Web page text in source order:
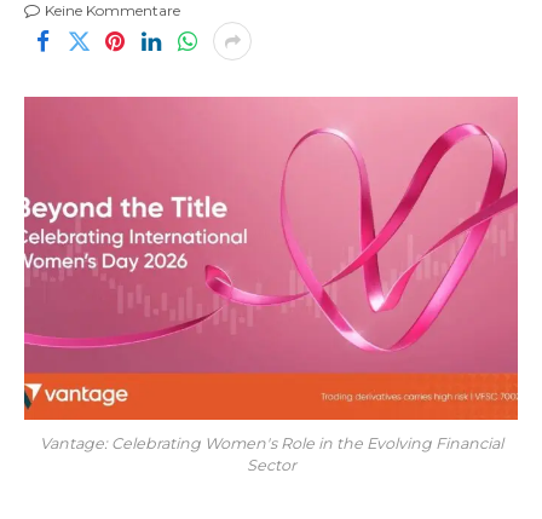
Keine Kommentare
Vantage: Celebrating Women's Role in the Evolving Financial
Sector